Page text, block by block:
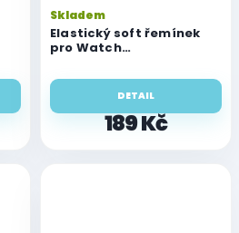
Elastický soft řemínek
pro Watch
velikost S
Skladem
189 Kč
DETAIL